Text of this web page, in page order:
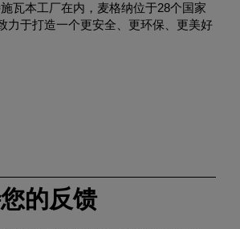
瓦本工厂在内，麦格纳位于28个国家
力于打造一个更安全、更环保、更美好
的反馈